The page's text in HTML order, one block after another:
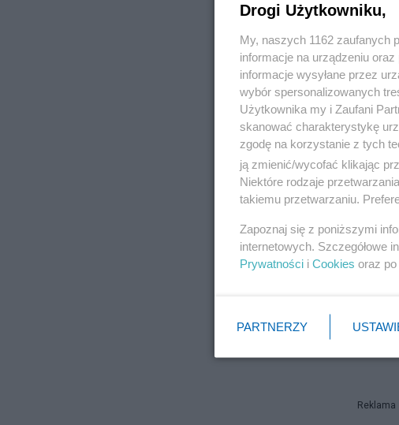
Reklama
Drogi Użytkowniku,
My, naszych 1162 zaufanych
informacje na urządzeniu
informacje wysyłane przez
wybór spersonalizowanych
Użytkownika my i Zaufani
skanować charakterystykę
zgodę na korzystanie z tych
ją zmienić/wycofać klikając
Niektóre rodzaje
takiemu przetwarzaniu.
Zapoznaj się z poniższymi
internetowych. Szczegółowe
Prywatności i Cookies oraz po
PARTNERZY